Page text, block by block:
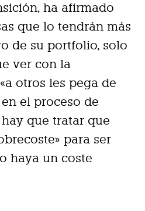
ha afirmado
que lo tendrán más
de su portfolio, solo
ver con la
otros les pega de
el proceso de
que tratar que
para ser
haya un coste